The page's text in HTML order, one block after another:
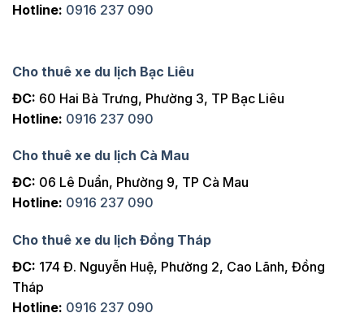
Hotline: 0916 237 090
Cho thuê xe du lịch Bạc Liêu
ĐC: 60 Hai Bà Trưng, Phường 3, TP Bạc Liêu
Hotline: 0916 237 090
Cho thuê xe du lịch Cà Mau
ĐC: 06 Lê Duẩn, Phường 9, TP Cà Mau
Hotline: 0916 237 090
Cho thuê xe du lịch Đồng Tháp
ĐC: 174 Đ. Nguyễn Huệ, Phường 2, Cao Lãnh, Đồng
Tháp
Hotline: 0916 237 090